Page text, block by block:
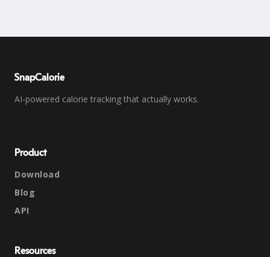
SnapCalorie
AI-powered calorie tracking that actually works.
Product
Download
Blog
API
Resources